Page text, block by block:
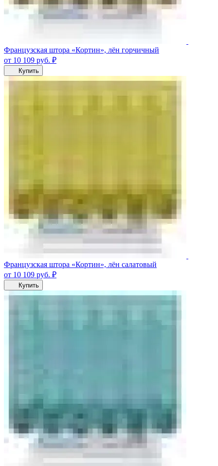
Французская штора «Кортин», лён горчичный
от 10 109 руб. ₽
Купить
Французская штора «Кортин», лён салатовый
от 10 109 руб. ₽
Купить